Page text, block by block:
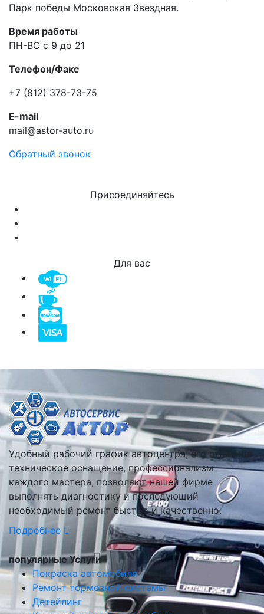
Парк победы Московская Звездная.
Время работы
ПН-ВС с 9 до 21
Телефон/Факс
+7 (812) 378-73-75
E-mail
mail@astor-auto.ru
Обратный звонок
Присоединяйтесь
Для вас
Удобный рабочий график автоцентра, его отличное
техническое оснащение, профессионализм
каждого мастера, позволяют нашей фирме
выполнять диагностику и последующий
необходимый ремонт быстро и качественно.
Подробнее
популярные Услуги
Покраска автомобиля
Ремонт тормозной системы
Детейлинг